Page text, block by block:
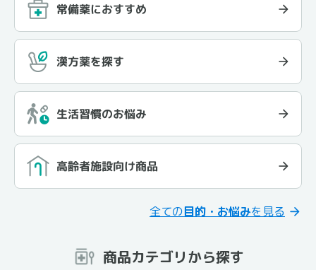
常備薬におすすめ
漢方薬を探す
生活習慣のお悩み
高齢者施設向け商品
全ての目的・お悩みを見る
商品カテゴリから探す